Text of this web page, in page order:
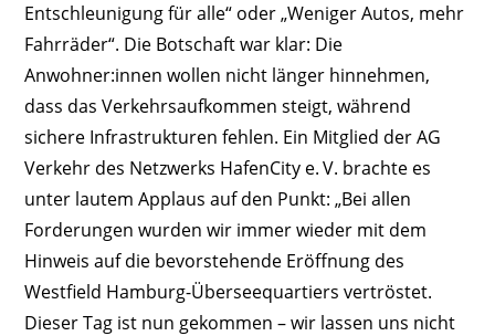
Entschleunigung für alle“ oder „Weniger Autos, mehr
Fahrräder“. Die Botschaft war klar: Die
Anwohner:innen wollen nicht länger hinnehmen,
dass das Verkehrsaufkommen steigt, während
sichere Infrastrukturen fehlen. Ein Mitglied der AG
Verkehr des Netzwerks HafenCity e. V. brachte es
unter lautem Applaus auf den Punkt: „Bei allen
Forderungen wurden wir immer wieder mit dem
Hinweis auf die bevorstehende Eröffnung des
Westfield Hamburg-Überseequartiers vertröstet.
Dieser Tag ist nun gekommen – wir lassen uns nicht